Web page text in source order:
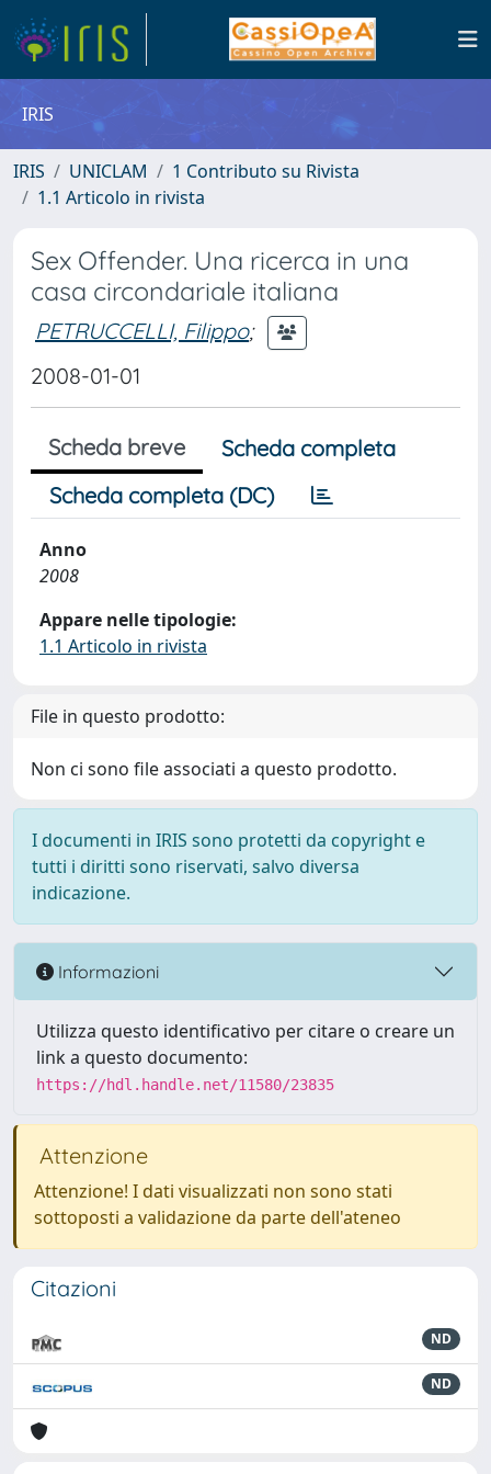
IRIS
IRIS UNICLAM
1 Contributo su Rivista
1.1 Articolo in rivista
Sex Offender. Una ricerca in una
casa circondariale italiana
PETRUCCELLI, Filippo;
2008-01-01
Scheda breve
Scheda completa
Scheda completa (DC)
Anno
2008
Appare nelle tipologie:
1.1 Articolo in rivista
File in questo prodotto:
Non ci sono file associati a questo prodotto.
I documenti in IRIS sono protetti da copyright e
tutti i diritti sono riservati, salvo diversa
indicazione.
Informazioni
Utilizza questo identificativo per citare o creare un
link a questo documento:
https://hdl.handle.net/11580/23835
Attenzione
Attenzione! I dati visualizzati non sono stati
sottoposti a validazione da parte dell'ateneo
Citazioni
ND
ND